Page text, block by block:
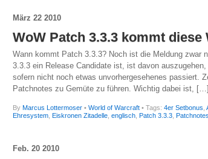
März 22 2010
WoW Patch 3.3.3 kommt diese
Wann kommt Patch 3.3.3? Noch ist die Meldung zwar
3.3.3 ein Release Candidate ist, ist davon
sofern nicht noch etwas unvorhergesehenes passiert.
Patchnotes zu Gemüte zu führen. Wichtig dabei ist, […]
By Marcus Lottermoser • World of Warcraft • Tags: 4er Setbonus
Ehresystem Eiskronen Zitadelle englisch Patch 3.3.3 Patchnotes
Feb. 20 2010